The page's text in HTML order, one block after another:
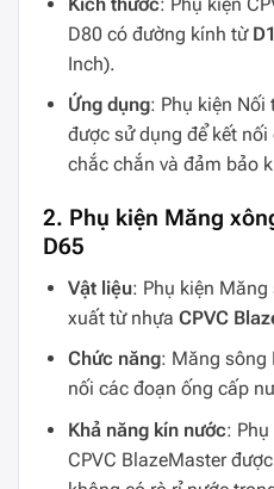
D80 có đường kính từ
Inch).
Ứng dụng: Phụ kiện Nối
được sử dụng để kết
chắc chắn và đảm bảo
2. Phụ kiện Măng
D65
Vật liệu: Phụ kiện
xuất từ nhựa CPVC
Chức năng: Măng sông
nối các đoạn ống cấp
Khả năng kín nước:
CPVC BlazeMaster